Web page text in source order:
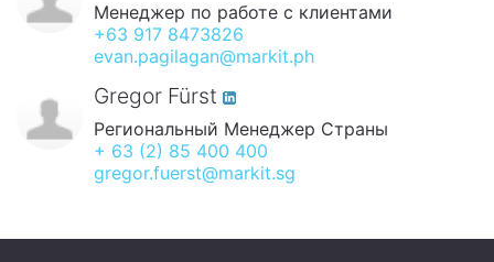
Менеджер по работе с клиентами
+63 917 8473826
evan.pagilagan@markit.ph
Gregor Fürst
Региональный Менеджер Страны
+ 63 (2) 85 400 400
gregor.fuerst@markit.sg